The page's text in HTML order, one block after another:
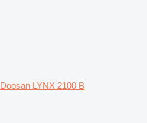
Doosan LYNX 2100 B